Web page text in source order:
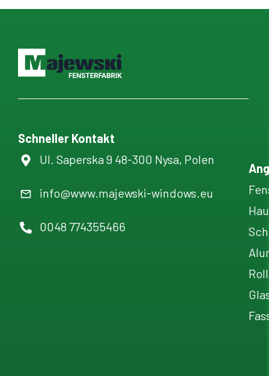
Schneller Kontakt
Ul. Saperska 9 48-300 Nysa, Polen
info@www.majewski-windows.eu
0048 774355466